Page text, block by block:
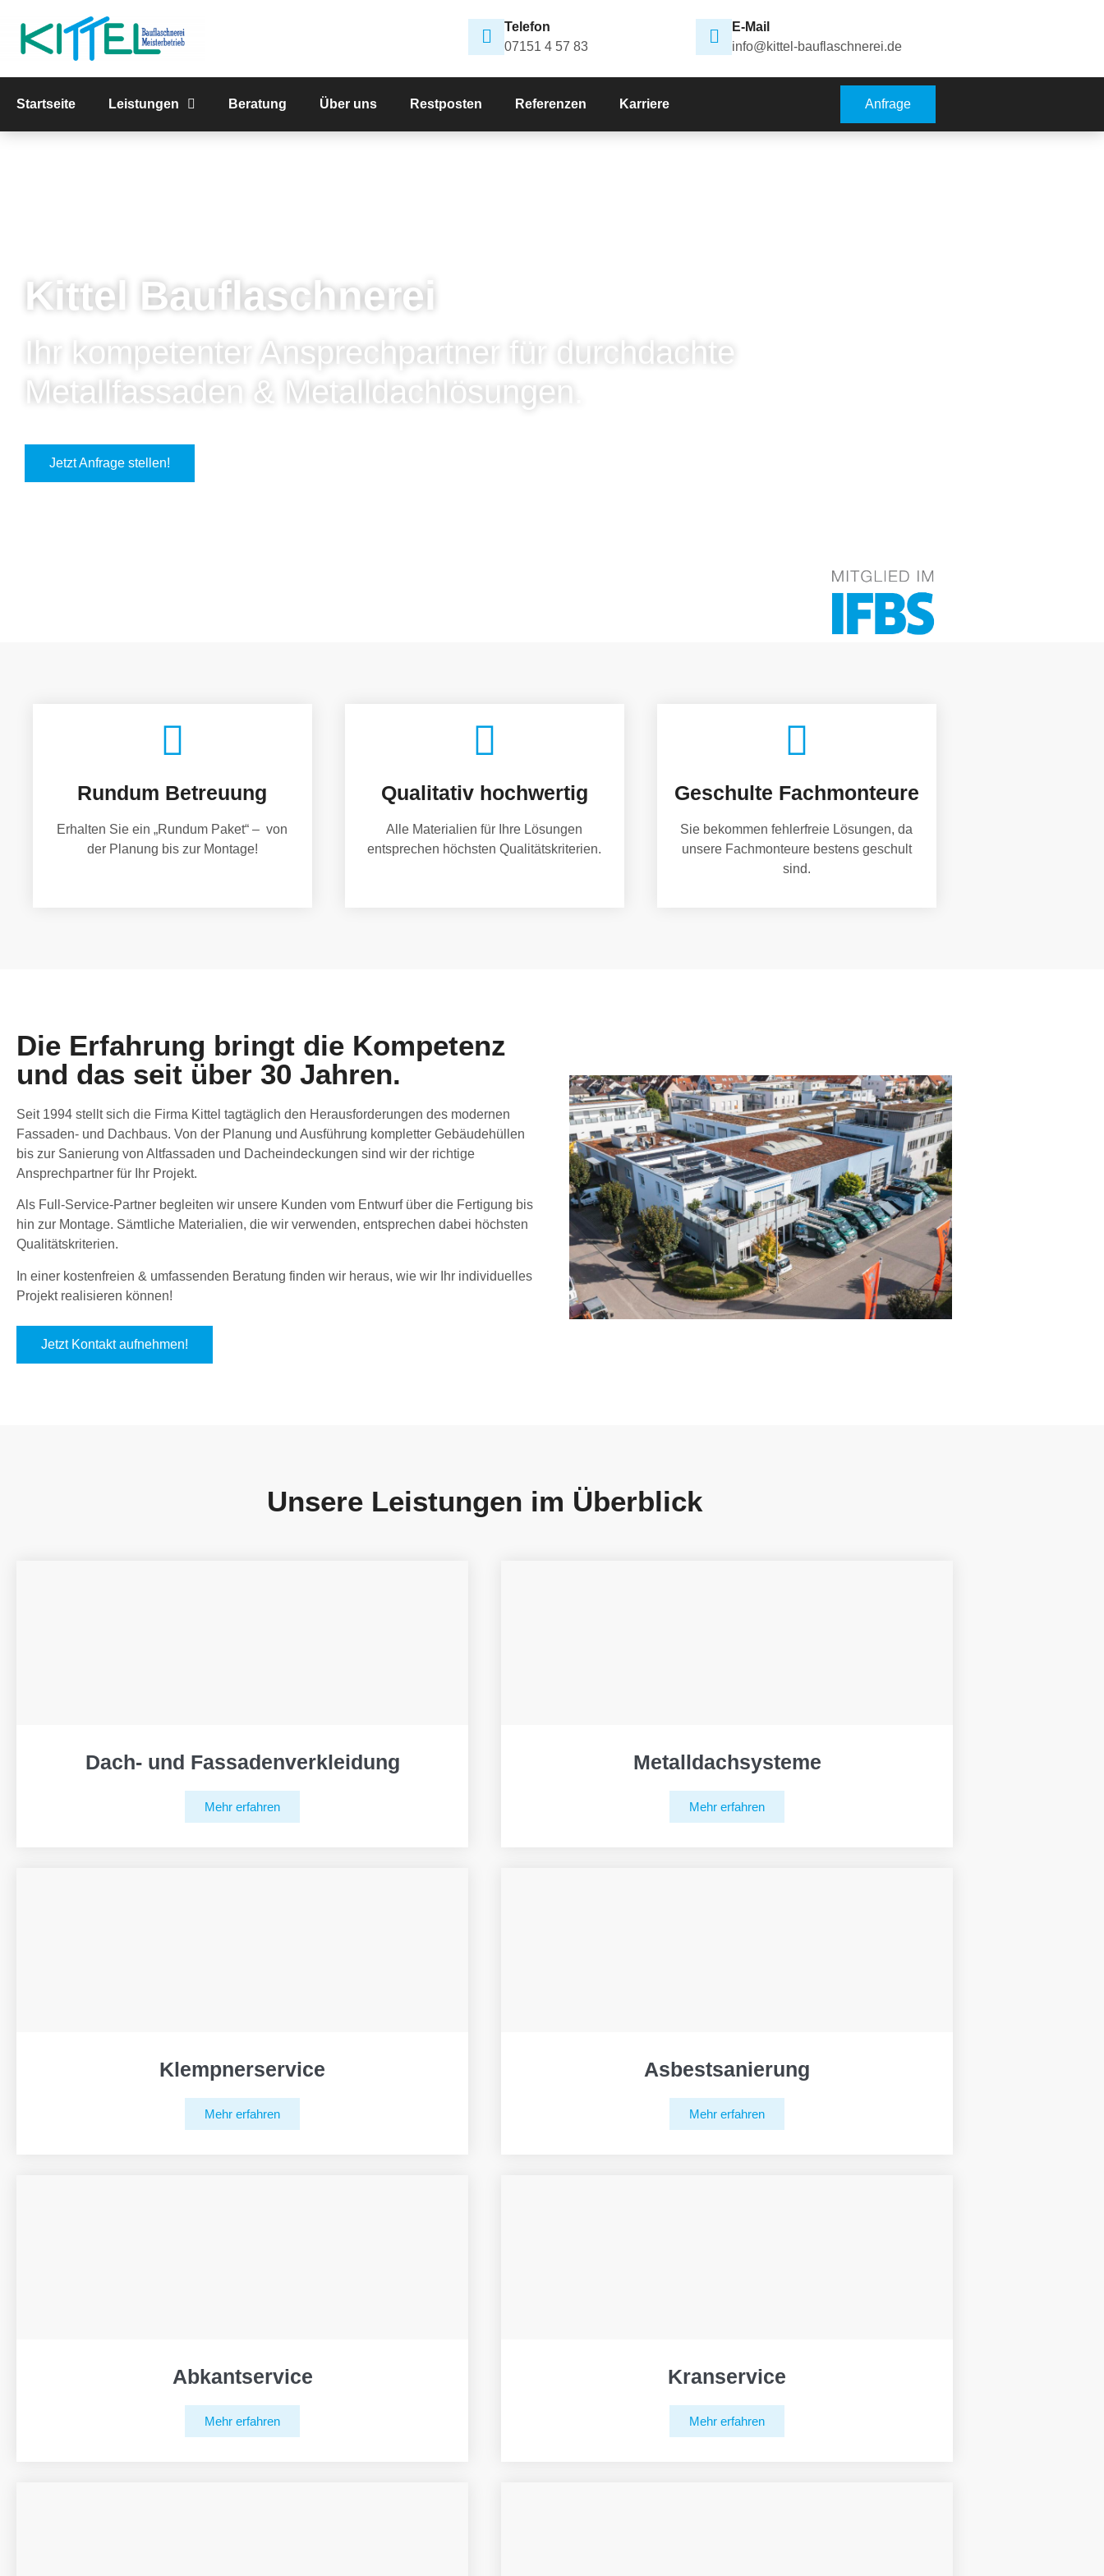
Telefon
07151 4 57 83
E-Mail
info@kittel-bauflaschnerei.de
Startseite Leistungen Beratung Über uns Restposten Referenzen Karriere Anfrage
Kittel Bauflaschnerei
Ihr kompetenter Ansprechpartner für durchdachte
Metallfassaden & Metalldachlösungen.
Jetzt Anfrage stellen!
Rundum Betreuung
Erhalten Sie ein „Rundum Paket“ – von
der Planung bis zur Montage!
Qualitativ hochwertig
Alle Materialien für Ihre Lösungen
entsprechen höchsten Qualitätskriterien.
Geschulte Fachmonteure
Sie bekommen fehlerfreie Lösungen, da
unsere Fachmonteure bestens geschult
sind.
Die Erfahrung bringt die Kompetenz
und das seit über 30 Jahren.
Seit 1994 stellt sich die Firma Kittel tagtäglich den Herausforderungen des modernen
Fassaden- und Dachbaus. Von der Planung und Ausführung kompletter Gebäudehüllen
bis zur Sanierung von Altfassaden und Dacheindeckungen sind wir der richtige
Ansprechpartner für Ihr Projekt.
Als Full-Service-Partner begleiten wir unsere Kunden vom Entwurf über die Fertigung bis
hin zur Montage. Sämtliche Materialien, die wir verwenden, entsprechen dabei höchsten
Qualitätskriterien.
In einer kostenfreien & umfassenden Beratung finden wir heraus, wie wir Ihr individuelles
Projekt realisieren können!
Jetzt Kontakt aufnehmen!
Unsere Leistungen im Überblick
Dach- und Fassadenverkleidung
Mehr erfahren
Metalldachsysteme
Mehr erfahren
Klempnerservice
Mehr erfahren
Asbestsanierung
Mehr erfahren
Abkantservice
Mehr erfahren
Kranservice
Mehr erfahren